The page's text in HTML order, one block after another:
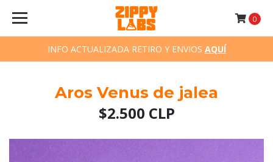
INFO ACTUALIZADA RETIRO Y ENVIOS AQUÍ
0
Aros Venus de jalea
$2.500 CLP